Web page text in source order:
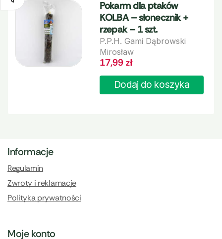
Pokarm dla ptaków
KOLBA – słonecznik +
rzepak – 1 szt.
P.P.H. Gami Dąbrowski
Mirosław
17,99zł
Dodaj do koszyka
Informacje
Regulamin
Zwroty i reklamacje
Polityka prywatności
Moje konto